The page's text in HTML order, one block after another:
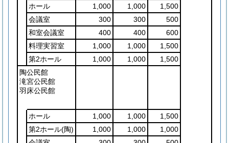
ホール 1,000 1,000
1,500
会議室
300 300
500
和室会議室
400 400
600
料理実習室
1,000 1,000
1,500
第2ホール
1,000 1,000
1,500
陶公民館
滝宮公民館
羽床公民館
ホール 1,000 1,000
1,500
第2ホール(陶) 1,000 1,000
1,000